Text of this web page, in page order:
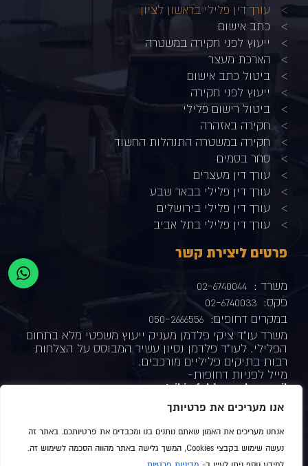
אנו מעריכים את פרטיותך
אנחנו מעריכים את האמון שאתם נותנים בנו ומכבדים את פרטיותכם. באתר זה
נעשה שימוש בקבצי Cookies, המשך גלישה באתר מהווה הסכמה לשימוש זה.
עורך דין פלילי בראשון לציון
כתב אישום
ייעוץ לפני חקירה במשטרה
הארכת מעצר
ביטול כתב אישום
ייעוץ לפני חקירה
ביטול רישום פלילי
חקירה באזהרה
חקירה במשטרה התנהלות החשוד
סחר בסמים
עורך דין מעצרים
עורך דין פלילי בבאר שבע
עורך דין פלילי בירושלים
עורך דין פלילי בתל אביב
פרטים ליצירת קשר
משרד :
02-6740044
פקס:
02-6740033
במקרים דחופים: 050-2666556
משרד עו"ד ציקי פלדמן מעניק ייעוץ משפטי מלא בתחום
הפלילי. לעו"ד פלדמן נסיון עשיר המבוסס על הצלחות
רבות בתיקים פליליים מורכבים.
מייל לפניות דחופות-
tsiki@feldman-law.co.il
ת"א –רחוב ברקוביץ' 4 מגדל המוזיאון
עשו לנו לייק